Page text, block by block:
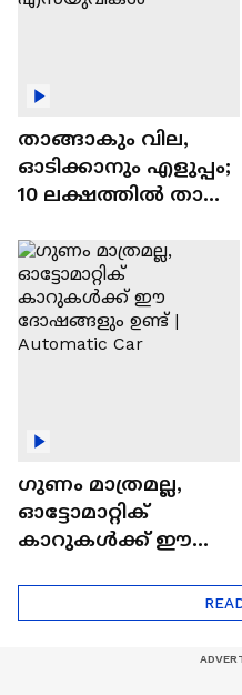
താങ്ങാകും വില,
ഓടിക്കാനും എളുപ്പം;
10 ലക്ഷത്തിൽ താഴെ
ഓട്ടോമാറ്റിക്ക്
എസ്‍യുവികൾ
ഗുണം മാത്രമല്ല,
ഓട്ടോമാറ്റിക്
കാറുകൾക്ക് ഈ